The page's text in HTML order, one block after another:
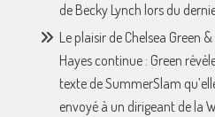
de Becky Lynch lors du
Le plaisir de Chelsea Green
Hayes continue : Green
texte de SummerSlam
envoyé à un dirigeant de la